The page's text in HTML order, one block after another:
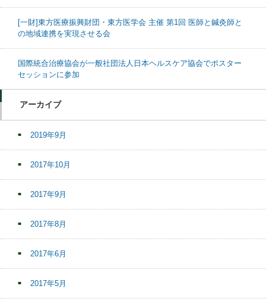
[一財]東方医療振興財団・東方医学会 主催 第1回 医師と鍼灸師と
の地域連携を実現させる会
国際統合治療協会が一般社団法人日本ヘルスケア協会でポスター
セッションに参加
アーカイブ
2019年9月
2017年10月
2017年9月
2017年8月
2017年6月
2017年5月